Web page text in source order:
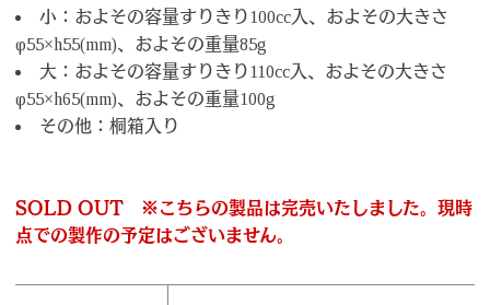
小：およその容量すりきり100cc入、およその大きさ
φ55×h55(mm)、およその重量85g
大：およその容量すりきり110cc入、およその大きさ
φ55×h65(mm)、およその重量100g
その他：桐箱入り
SOLD OUT ※こちらの製品は完売いたしました。現時
点での製作の予定はございません。